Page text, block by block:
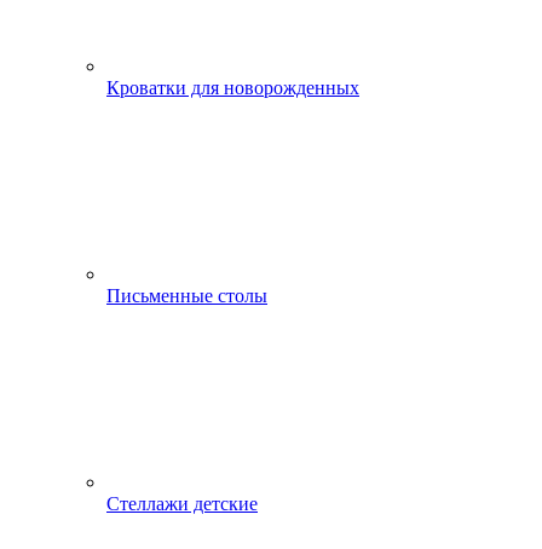
Кроватки для новорожденных
Письменные столы
Стеллажи детские